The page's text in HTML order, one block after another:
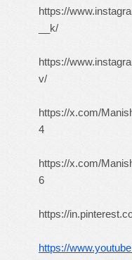
https://
__k/
https://
v/
https://x.com/
4
https://x.com/
6
https://
https://